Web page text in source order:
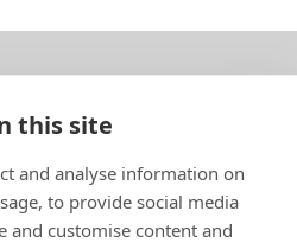
this site
and analyse information on
to provide social media
and customise content and